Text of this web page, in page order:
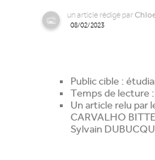
unarticle rédigé par
08/02/2023
Public cible :
Temps de lecture
Un article relu par
CARVALHO
Sylvain